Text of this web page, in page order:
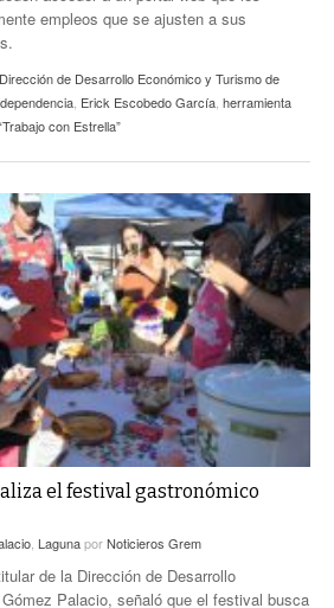
empleos que se ajusten a sus
Dirección de Desarrollo Económico y Turismo de
, Erick Escobedo García, herramienta
con Estrella”
el festival gastronómico
LagunaporNoticieros Grem
de la Dirección de Desarrollo
Palacio, señaló que el festival busca